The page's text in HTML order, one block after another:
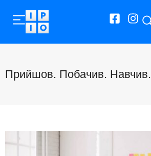
Прийшов. Побачив. Навчив.